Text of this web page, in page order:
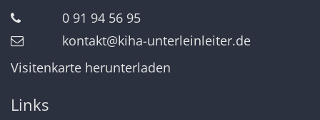
0 91 94 56 95
kontakt@kiha-unterleinleiter.de
Visitenkarte herunterladen
Links